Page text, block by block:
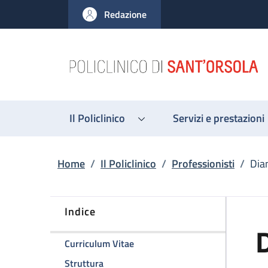
al contenuto principale
to footer content
Redazione
Il Policlinico Servizi e prestazioni
Briciole di pane
Home / Il Policlinico / Professionisti /
Indice
Curriculum Vitaedella pagina Dianella Ravagli
Strutturadella pagina Dianella Ravagli